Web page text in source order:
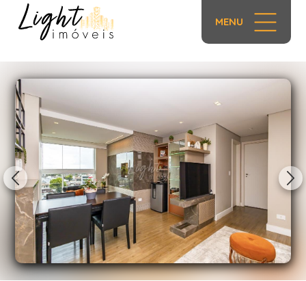
MENU